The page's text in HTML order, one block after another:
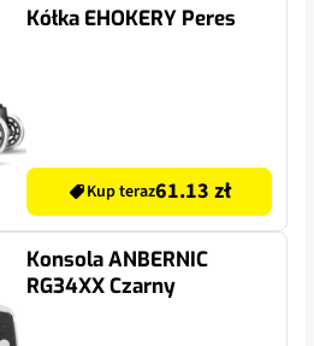
Kółka EHOKERY Peres
Kup teraz61.13 zł
Konsola ANBERNIC
RG34XX Czarny